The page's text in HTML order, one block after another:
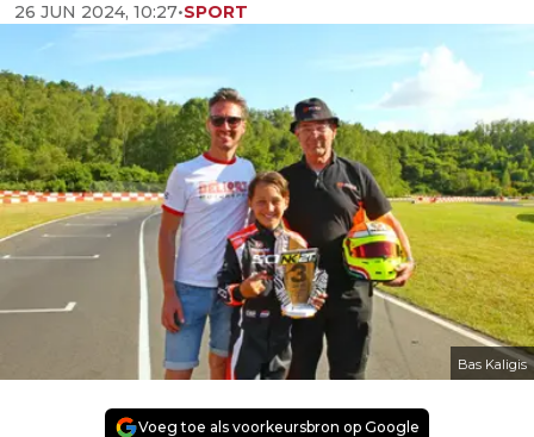
26 JUN 2024, 10:27•SPORT
Bas Kaligis
Voeg toe als voorkeursbron op Google